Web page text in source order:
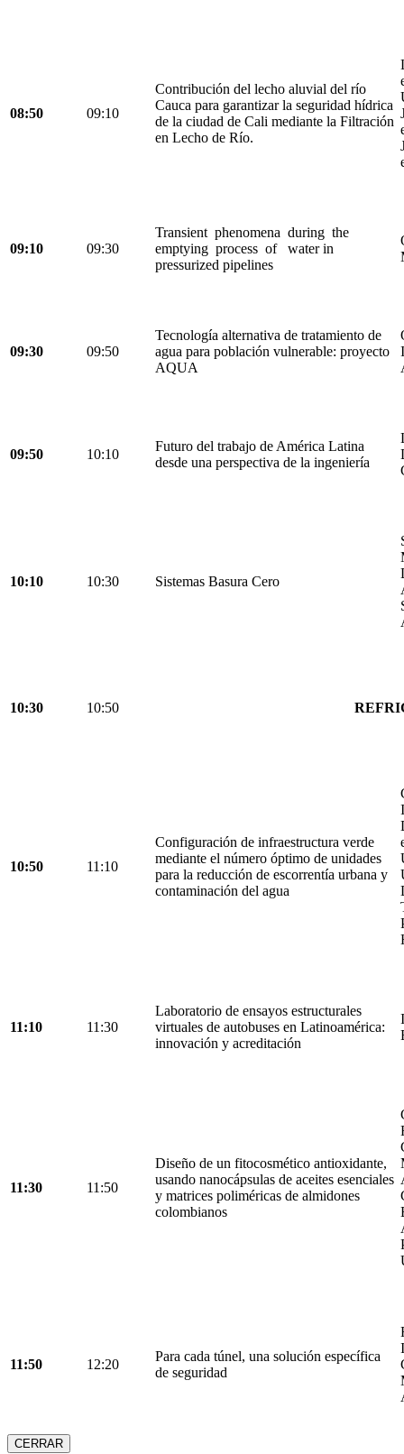
08:50 09:10
Contribución del lecho aluvial del río
Cauca para garantizar la seguridad hídrica
de la ciudad de Cali mediante la Filtración
en Lecho de Río.
09:10 09:30
Transient phenomena during the
emptying process of water in
pressurized pipelines
09:30 09:50
Tecnología alternativa de tratamiento de
agua para población vulnerable: proyecto
AQUA
09:50 10:10
Futuro del trabajo de América Latina
desde una perspectiva de la ingeniería
10:10 10:30 Sistemas Basura Cero
10:30 10:50
10:50 11:10
Configuración de infraestructura verde
mediante el número óptimo de unidades
para la reducción de escorrentía urbana y
contaminación del agua
11:10 11:30
Laboratorio de ensayos estructurales
virtuales de autobuses en Latinoamérica:
innovación y acreditación
11:30 11:50
Diseño de un fitocosmético antioxidante,
usando nanocápsulas de aceites esenciales
y matrices poliméricas de almidones
colombianos
11:50 12:20
Para cada túnel, una solución específica
de seguridad
CERRAR